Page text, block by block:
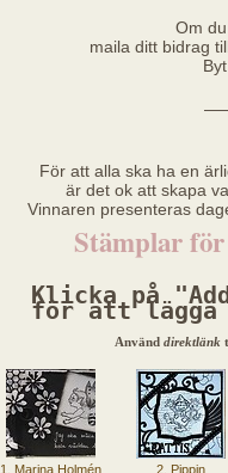
Om
maila ditt bidrag
För att alla ska ha en
är det ok att skapa
Vinnaren presenteras
Stämplar
Klicka på
för att
Använd direktlänk
1. Marina Holmén 2. Pippin